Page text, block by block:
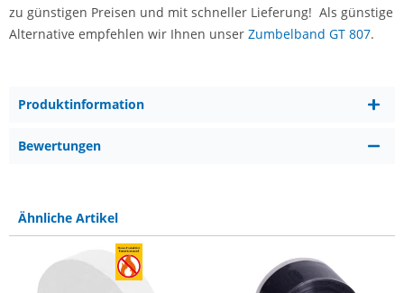
zu günstigen Preisen und mit schneller Lieferung! Als günstige
Alternative empfehlen wir Ihnen unser Zumbelband GT 807.
Produktinformation
Bewertungen
Ähnliche Artikel